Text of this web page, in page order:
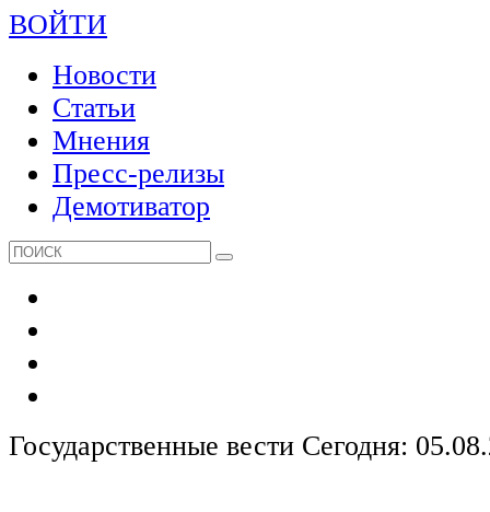
ВОЙТИ
Новости
Статьи
Мнения
Пресс-релизы
Демотиватор
Государственные вести Сегодня: